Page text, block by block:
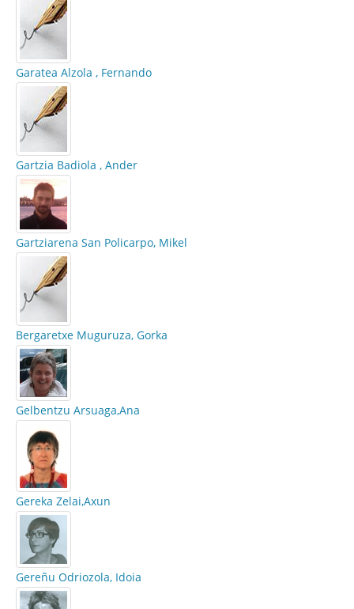
Garatea Alzola , Fernando
Gartzia Badiola , Ander
Gartziarena San Policarpo, Mikel
Bergaretxe Muguruza, Gorka
Gelbentzu Arsuaga,Ana
Gereka Zelai,Axun
Gereñu Odriozola, Idoia